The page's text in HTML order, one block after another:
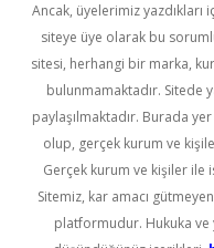
Ancak, üyelerimiz
siteye üye olarak bu
sitesi, herhangi bir marka,
bulunmamaktadır. Sitede
paylaşılmaktadır. Burada
olup, gerçek kurum ve
Gerçek kurum ve kişiler
Sitemiz, kar amacı
platformudur. Hukuka ve